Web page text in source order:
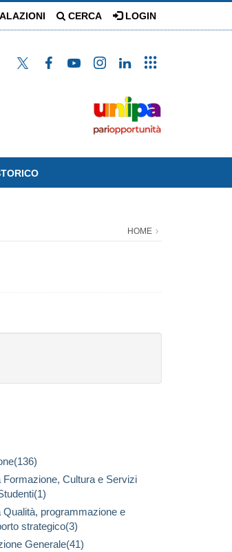
CERCA LOGIN
HOME
Formazione, Cultura e Servizi
Qualità, programmazione e
strategico(3)
Generale(41)